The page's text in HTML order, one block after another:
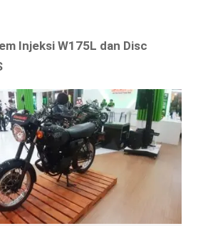
Injeksi W175L dan Disc